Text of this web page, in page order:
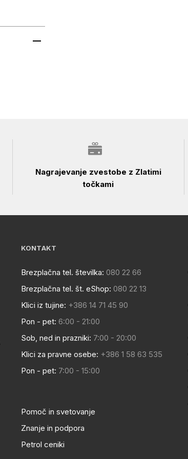
Nagrajevanje zvestobe z Zlatimi
točkami
KONTAKT
Brezplačna tel. številka: 080 22 66
Brezplačna tel. št. eShop: 080 22 13
Klici iz tujine: +386 14 71 45 90
Pon - pet: 6:00 - 21:00
Sob, ned in prazniki: 7:00 - 20:00
Klici za pravne osebe: +386 1 58 63 535
Pon - pet: 7:00 - 15:00
Pomoč in svetovanje
Znanje in podpora
Petrol ceniki